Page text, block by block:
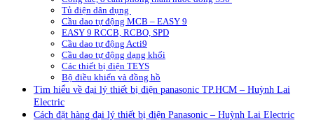
Tủ điện dân dụng
Cầu dao tự động MCB – EASY 9
EASY 9 RCCB, RCBO, SPD
Cầu dao tự động Acti9
Cầu dao tự động dạng khối
Các thiết bị điện TEYS
Bộ điều khiển và đồng hồ
Tìm hiểu về đại lý thiết bị điện panasonic TP.HCM – Huỳnh Lai
Electric
Cách đặt hàng đại lý thiết bị điện Panasonic – Huỳnh Lai Electric